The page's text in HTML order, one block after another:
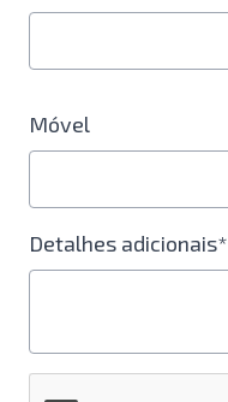
Móvel
Detalhes adicionais*